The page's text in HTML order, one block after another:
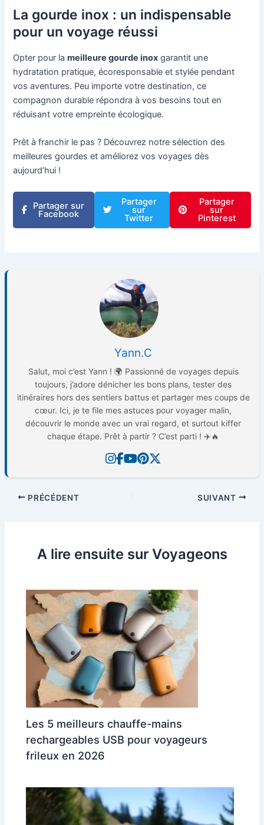
La gourde inox : un indispensable
pour un voyage réussi
Opter pour lameilleure gourde inox garantit une
hydratation pratique, écoresponsable et stylée pendant
vos aventures. Peu importe votre destination, ce
compagnon durable répondra à vos besoins tout en
réduisant votre empreinte écologique.
Prêt à franchir le pas ? Découvrez notre sélection des
meilleures gourdes et améliorez vos voyages dès
aujourd’hui !
Partager sur
Facebook
Partager
sur
Twitter
Partager
sur
Pinterest
Yann.C
Salut, moi c’est Yann ! 🌍 Passionné de voyages depuis
toujours, j’adore dénicher les bons plans, tester des
itinéraires hors des sentiers battus et partager mes coups de
cœur. Ici, je te file mes astuces pour voyager malin,
découvrir le monde avec un vrai regard, et surtout kiffer
chaque étape. Prêt à partir ? C’est parti ! ✈️🔥
PRÉCÉDENT SUIVANT
A lire ensuite sur Voyageons
Les 5 meilleurs chauffe-mains
rechargeables USB pour voyageurs
frileux en 2026